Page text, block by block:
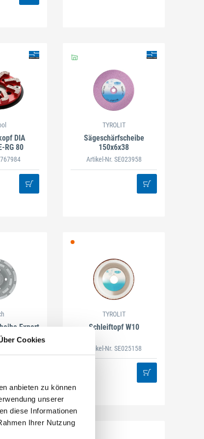
Cookies
anbieten zu können
unserer
diese Informationen
Ihrer Nutzung
DIA
RG 80
TYROLIT
Sägeschärfscheibe
150x6x38
Artikel-Nr. SE023958
Expert
TYROLIT
Schleiftopf W10
Artikel-Nr. SE025158